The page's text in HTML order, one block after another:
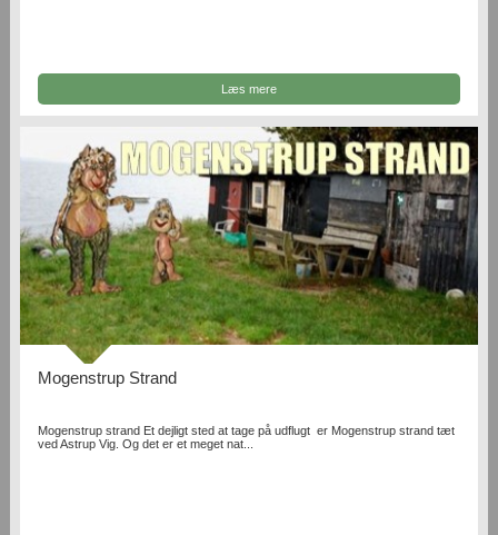
Læs mere
Mogenstrup Strand
Mogenstrup strand Et dejligt sted at tage på udflugt er Mogenstrup strand tæt
ved Astrup Vig. Og det er et meget nat...